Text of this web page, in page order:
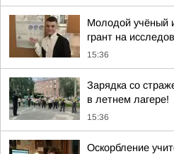
Молодой учёный
грант на
15:36
Зарядка со
в летнем лагере!
15:36
Оскорбление